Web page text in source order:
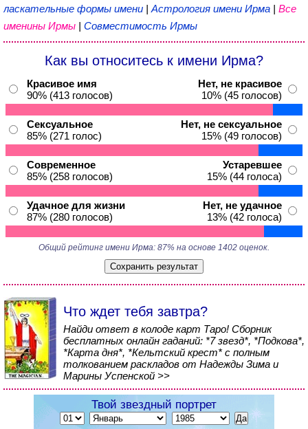
ласкательные формы имени | Астрология имени Ирма | Все
именины Ирмы | Совместимость Ирмы
Как вы относитесь к имени Ирма?
Красивое имя
90% (413 голосов)
Нет, не красивое
10% (45 голосов)
Сексуальное
85% (271 голос)
Нет, не сексуальное
15% (49 голосов)
Современное
85% (258 голосов)
Устаревшее
15% (44 голоса)
Удачное для жизни
87% (280 голосов)
Нет, не удачное
13% (42 голоса)
Общий рейтинг имени Ирма: 87% на основе 1402 оценок.
Что ждет тебя завтра?
Найди ответ в колоде карт Таро! Сборник
бесплатных онлайн гаданий: *7 звезд*, *Подкова*,
*Карта дня*, *Кельтский крест* с полным
толкованием раскладов от Надежды Зима и
Марины Успенской >>
Твой звездный портрет